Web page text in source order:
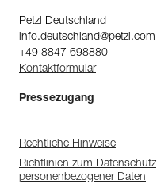
Petzl Deutschland
info.deutschland@petzl.com
+49 8847 698880
Kontaktformular
Pressezugang
Rechtliche Hinweise
Richtlinien zum
personenbezogener Daten